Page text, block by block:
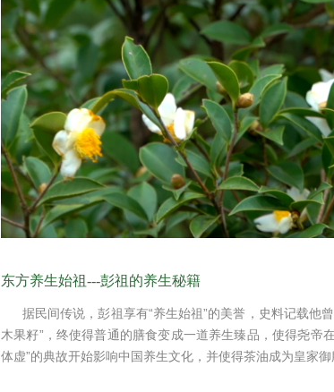
东方养生始祖---彭祖的养生秘籍
据民间传说，彭祖享有“养生始祖”的美誉，史料记载他
木果籽”，终使得普通的膳食变成一道养生臻品，使得尧帝
体虚”的典故开始影响中国养生文化，并使得茶油成为皇家御